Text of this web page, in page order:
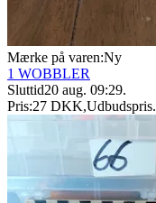
Mærke på varen:Ny
1 WOBBLER
Sluttid20 aug. 09:29.
Pris:27 DKK,Udbudspris.